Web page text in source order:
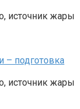
источник жары
– подготовка
источник жары